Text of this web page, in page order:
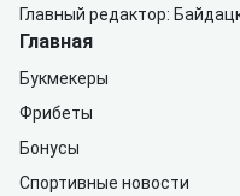
Главный редактор:
Главная
Букмекеры
Фрибеты
Бонусы
Спортивные новости